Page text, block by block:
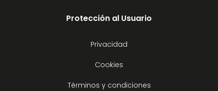
Protección al Usuario
Privacidad
Cookies
Términos y condiciones